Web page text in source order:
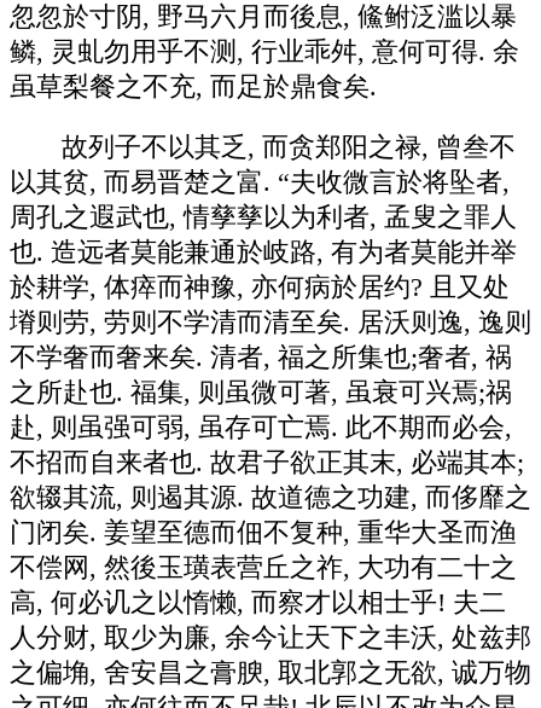
忽忽於寸阴, 野马六月而後息, 鯈鲋泛滥以暴
鳞, 灵虬勿用乎不测, 行业乖舛, 意何可得. 余
虽草梨餐之不充, 而足於鼎食矣.
故列子不以其乏, 而贪郑阳之禄, 曾叁不
以其贫, 而易晋楚之富. “夫收微言於将坠者,
周孔之遐武也, 情孳孳以为利者, 孟叟之罪人
也. 造远者莫能兼通於岐路, 有为者莫能并举
於耕学, 体瘁而神豫, 亦何病於居约? 且又处
塉则劳, 劳则不学清而清至矣. 居沃则逸, 逸则
不学奢而奢来矣. 清者, 福之所集也;奢者, 祸
之所赴也. 福集, 则虽微可著, 虽衰可兴焉;祸
赴, 则虽强可弱, 虽存可亡焉. 此不期而必会,
不招而自来者也. 故君子欲正其末, 必端其本;
欲辍其流, 则遏其源. 故道德之功建, 而侈靡之
门闭矣. 姜望至德而佃不复种, 重华大圣而渔
不偿网, 然後玉璜表营丘之祚, 大功有二十之
高, 何必讥之以惰懒, 而察才以相士乎! 夫二
人分财, 取少为廉, 余今让天下之丰沃, 处兹邦
之偏埆, 舍安昌之膏腴, 取北郭之无欲, 诚万物